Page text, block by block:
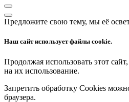
Предложите свою тему, мы её
Наш сайт использует файлы cookie.
Продолжая использовать этот
на их использование.
Запретить обработку Cookies
браузера.